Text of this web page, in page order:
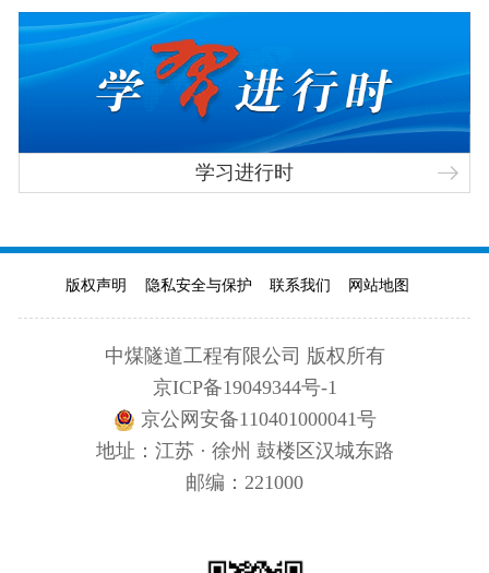
学习进行时
版权声明 隐私安全与保护 联系我们 网站地图
中煤隧道工程有限公司 版权所有
京ICP备19049344号-1
京公网安备110401000041号
地址：江苏 · 徐州 鼓楼区汉城东路
邮编：221000